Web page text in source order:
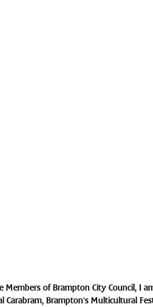
Members of Brampton City Council, I
Carabram, Brampton’s Multicultural